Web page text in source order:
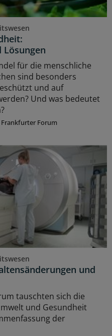
für die menschliche
sind besonders
und auf
Und was bedeutet
Frankfurter Forum
und
tauschten sich die
und Gesundheit
der